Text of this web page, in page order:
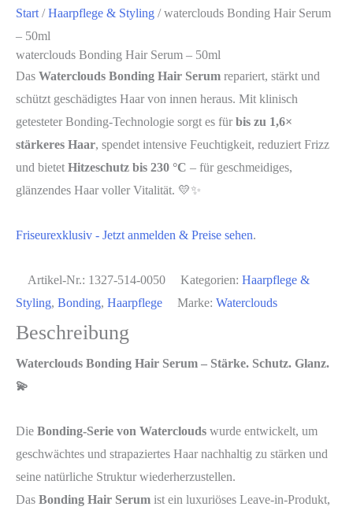
Start /Haarpflege & Styling / waterclouds Bonding Hair Serum
– 50ml
waterclouds Bonding Hair Serum – 50ml
Das Waterclouds Bonding Hair Serum repariert, stärkt und
schützt geschädigtes Haar von innen heraus. Mit klinisch
getesteter Bonding-Technologie sorgt es für bis zu 1,6×
stärkeres Haar, spendet intensive Feuchtigkeit, reduziert Frizz
und bietet Hitzeschutz bis 230 °C – für geschmeidiges,
glänzendes Haar voller Vitalität. 💛✨
Friseurexklusiv - Jetzt anmelden & Preise sehen.
Artikel-Nr.: 1327-514-0050 Kategorien: Haarpflege &
Styling, Bonding, Haarpflege Marke: Waterclouds
Beschreibung
Waterclouds Bonding Hair Serum – Stärke. Schutz. Glanz.
💫
Die Bonding-Serie von Waterclouds wurde entwickelt, um
geschwächtes und strapaziertes Haar nachhaltig zu stärken und
seine natürliche Struktur wiederherzustellen.
Das Bonding Hair Serum ist ein luxuriöses Leave-in-Produkt,